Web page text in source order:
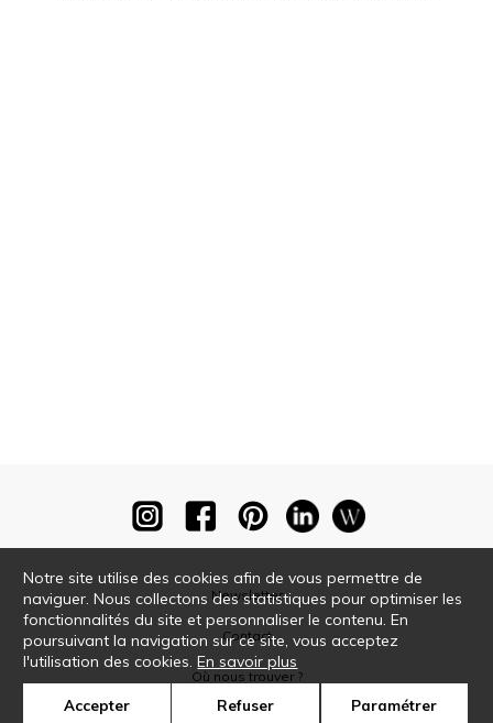
Newsletter
Contact
Où nous trouver ?
Notre site utilise des cookies afin de vous permettre de
naviguer. Nous collectons des statistiques pour optimiser les
fonctionnalités du site et personnaliser le contenu. En
poursuivant la navigation sur ce site, vous acceptez
l'utilisation des cookies.En savoir plus
Accepter Refuser Paramétrer